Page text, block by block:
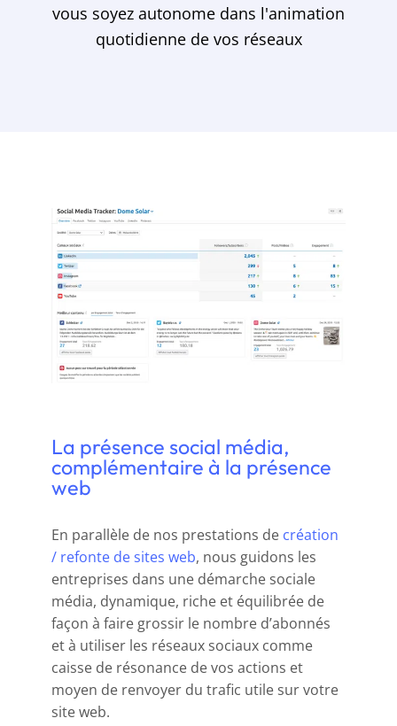
vous soyez autonome dans l'animation
quotidienne de vos réseaux
La présence social média,
complémentaire à la présence
web
En parallèle de nos prestations de création
/ refonte de sites web, nous guidons les
entreprises dans une démarche sociale
média, dynamique, riche et équilibrée de
façon à faire grossir le nombre d’abonnés
et à utiliser les réseaux sociaux comme
caisse de résonance de vos actions et
moyen de renvoyer du trafic utile sur votre
site web.